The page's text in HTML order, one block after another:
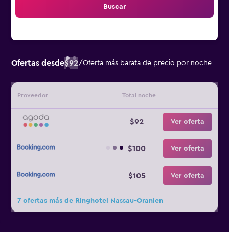
Buscar
Ofertas desde$92/Oferta más barata de precio por noche
Proveedor Total noche
$92 Ver oferta
$100 Ver oferta
$105 Ver oferta
7 ofertas más de Ringhotel Nassau-Oranien